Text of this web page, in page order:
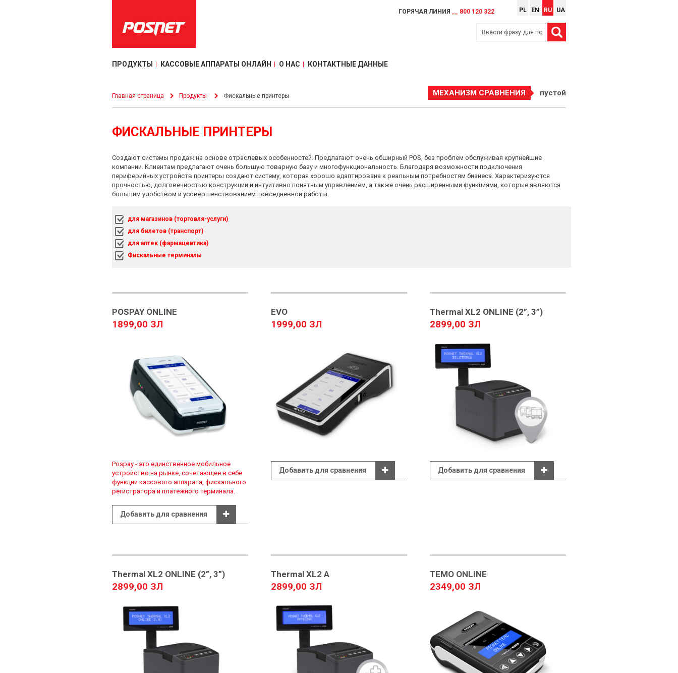
ГОРЯЧАЯ ЛИНИЯ __ 800 120 322 PL EN RU UA
ПРОДУКТЫ КАССОВЫЕ АППАРАТЫ ОНЛАЙН О НАС КОНТАКТНЫЕ ДАННЫЕ
Главная страница Продукты Фискальные принтеры МЕХАНИЗМ СРАВНЕНИЯ пустой
ФИСКАЛЬНЫЕ ПРИНТЕРЫ
Создают системы продаж на основе отраслевых особенностей. Предлагают очень обширный POS, без проблем обслуживая крупнейшие
компании. Клиентам предлагают очень большую товарную базу и многофункциональность. Благодаря возможности подключения
периферийных устройств принтеры создают систему, которая хорошо адаптирована к реальным потребностям бизнеса. Характеризуются
прочностью, долговечностью конструкции и интуитивно понятным управлением, а также очень расширенными функциями, которые являются
большим удобством и усовершенствованием повседневной работы.
для магазинов (торговля-услуги)
для билетов (транспорт)
для аптек (фармацевтика)
Фискальные терминалы
POSPAY ONLINE
1899,00 ЗЛ
Pospay - это единственное мобильное
устройство на рынке, сочетающее в себе
функции кассового аппарата, фискального
регистратора и платежного терминала.
Добавить для сравнения
EVO
1999,00 ЗЛ
Добавить для сравнения
Thermal XL2 ONLINE (2”, 3”)
2899,00 ЗЛ
Добавить для сравнения
Thermal XL2 ONLINE (2”, 3”)
2899,00 ЗЛ
Thermal XL2 A
2899,00 ЗЛ
TEMO ONLINE
2349,00 ЗЛ